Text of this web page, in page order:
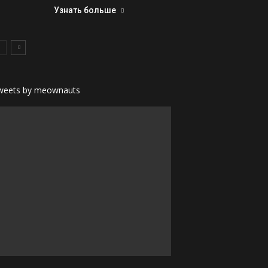
Узнать больше
by meownauts